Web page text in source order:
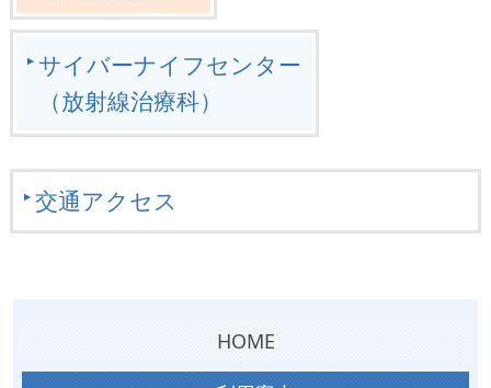
HOME
サイバーナイフセンター
（放射線治療科）
交通アクセス